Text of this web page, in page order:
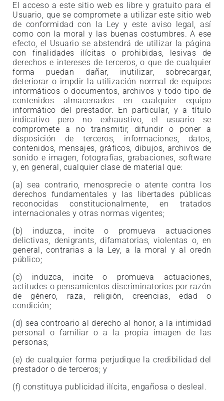
El acceso a este sitio web es libre y gratuito para el
Usuario, que se compromete a utilizar este sitio web
de conformidad con la Ley y este aviso legal, así
como con la moral y las buenas costumbres. A ese
efecto, el Usuario se abstendrá de utilizar la página
con finalidades ilícitas o prohibidas, lesivas de
derechos e intereses de terceros, o que de cualquier
forma puedan dañar, inutilizar, sobrecargar,
deteriorar o impdir la utilización normal de equipos
informáticos o documentos, archivos y todo tipo de
contenidos almacenados en cualquier equipo
informático del prestador. En particular, y a título
indicativo pero no exhaustivo, el usuario se
compromete a no transmitir, difundir o poner a
disposición de terceros, informaciones, datos,
contenidos, mensajes, gráficos, dibujos, archivos de
sonido e imagen, fotografías, grabaciones, software
y, en general, cualquier clase de material que:
(a) sea contrario, menosprecie o atente contra los
derechos fundamentales y las libertades públicas
reconocidas constitucionalmente, en tratados
internacionales y otras normas vigentes;
(b) induzca, incite o promueva actuaciones
delictivas, denigrants, difamatorias, violentas o, en
general, contrarias a la Ley, a la moral y al oredn
público;
(c) induzca, incite o promueva actuaciones,
actitudes o pensamientos discriminatorios por razón
de género, raza, religión, creencias, edad o
condición;
(d) sea controario al derecho al honor, a la intimidad
personal o familiar o a la propia imagen de las
personas;
(e) de cualquier forma perjudique la credibilidad del
prestador o de terceros; y
(f) constituya publicidad ilícita, engañosa o desleal.